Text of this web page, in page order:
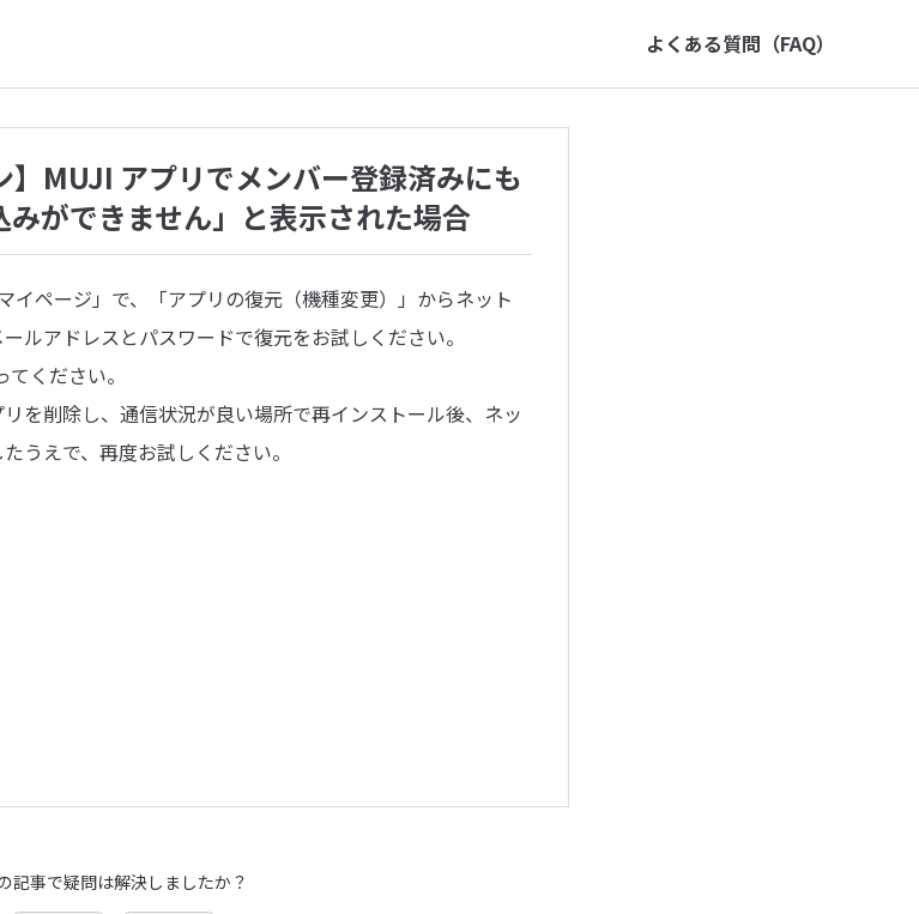
よくある質問（FAQ）
】MUJI アプリでメンバー登録済みにも
ができません」と表示された場合
イページ」で、「アプリの復元（機種変更）」からネット
ルアドレスとパスワードで復元をお試しください。
ください。
を削除し、通信状況が良い場所で再インストール後、ネッ
うえで、再度お試しください。
記事で疑問は解決しましたか？